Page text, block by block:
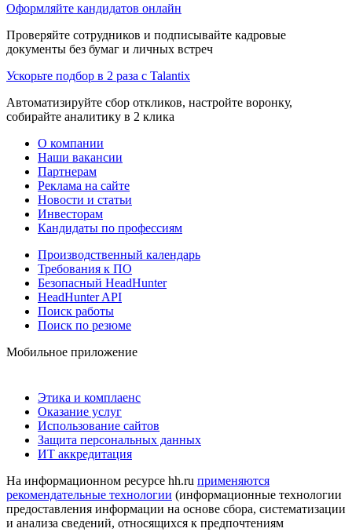
Оформляйте кандидатов онлайн
Проверяйте сотрудников и подписывайте кадровые
документы без бумаг и личных встреч
Ускорьте подбор в 2 раза с Talantix
Автоматизируйте сбор откликов, настройте воронку,
собирайте аналитику в 2 клика
О компании
Наши вакансии
Партнерам
Реклама на сайте
Новости и статьи
Инвесторам
Кандидаты по профессиям
Производственный календарь
Требования к ПО
Безопасный HeadHunter
HeadHunter API
Поиск работы
Поиск по резюме
Мобильное приложение
Этика и комплаенс
Оказание услуг
Использование сайтов
Защита персональных данных
ИТ аккредитация
На информационном ресурсе hh.ru применяются
рекомендательные технологии (информационные технологии
предоставления информации на основе сбора, систематизации
и анализа сведений, относящихся к предпочтениям